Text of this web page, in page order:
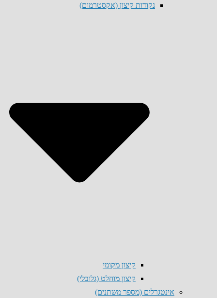
נקודות קיצון (אקסטרמום)
קיצון מקומי
קיצון מוחלט (גלובלי)
אינטגרלים (מספר משתנים)